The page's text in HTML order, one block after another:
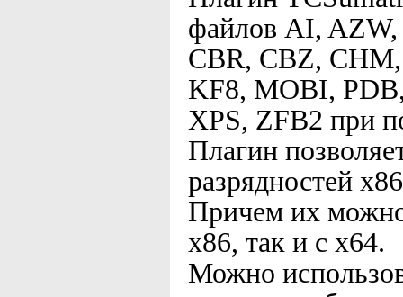
файлов AI,
CBR, CBZ,
KF8, MOBI,
XPS, ZFB2 при
Плагин
разрядностей
Причем их можно
x86, так и с x64.
Можно